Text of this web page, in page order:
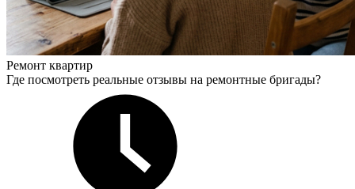
Ремонт квартир
Где посмотреть реальные отзывы на ремонтные бригады?